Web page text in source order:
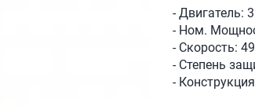
- Двигатель:
- Ном.
- Скорость:
- Степень
-